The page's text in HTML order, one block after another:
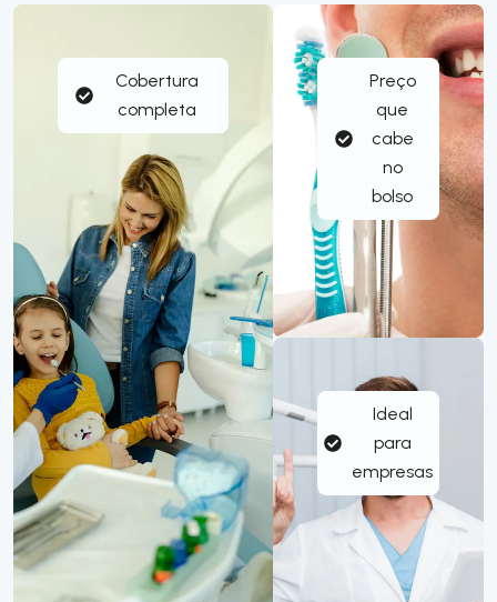
Cobertura
completa
Preço
que
cabe
no
bolso
Ideal
para
empresas